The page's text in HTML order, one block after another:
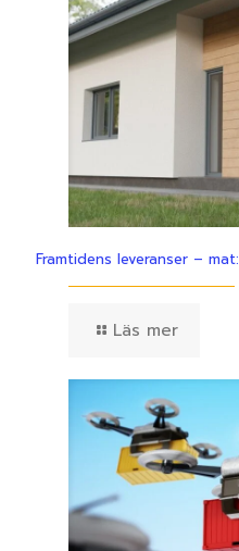
Framtidens leveranser – mat:
Läs mer